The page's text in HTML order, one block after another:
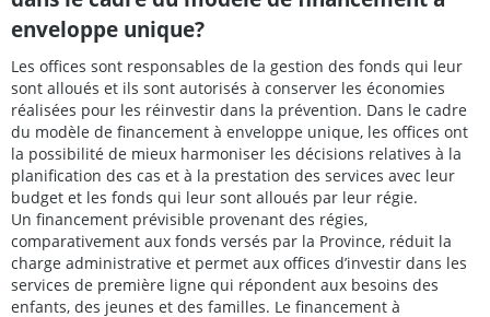
enveloppe unique?
Les offices sont responsables de la gestion des fonds qui leur
sont alloués et ils sont autorisés à conserver les économies
réalisées pour les réinvestir dans la prévention. Dans le cadre
du modèle de financement à enveloppe unique, les offices ont
la possibilité de mieux harmoniser les décisions relatives à la
planification des cas et à la prestation des services avec leur
budget et les fonds qui leur sont alloués par leur régie.
Un financement prévisible provenant des régies,
comparativement aux fonds versés par la Province, réduit la
charge administrative et permet aux offices d’investir dans les
services de première ligne qui répondent aux besoins des
enfants, des jeunes et des familles. Le financement à